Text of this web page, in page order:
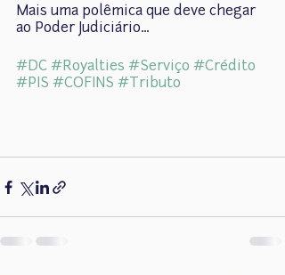
Mais uma polêmica que deve chegar
ao Poder Judiciário…
#DC #Royalties #Serviço #Crédito
#PIS #COFINS #Tributo